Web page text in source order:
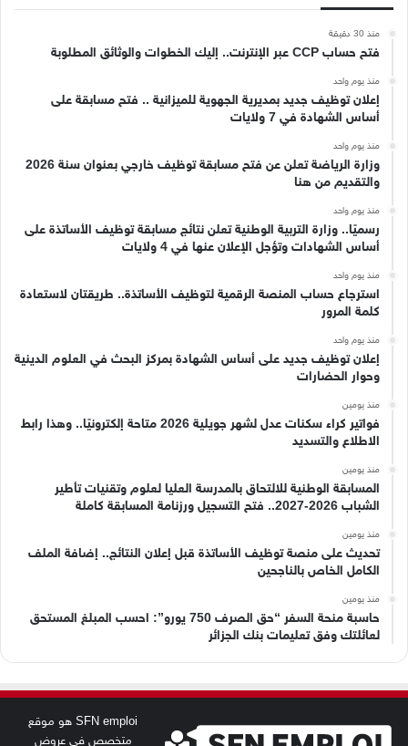
منذ 30 دقيقة
فتح حساب CCP عبر الإنترنت.. إليك الخطوات والوثائق المطلوبة
منذ يوم واحد
إعلان توظيف جديد بمديرية الجهوية للميزانية .. فتح مسابقة على
أساس الشهادة في 7 ولايات
منذ يوم واحد
وزارة الرياضة تعلن عن فتح مسابقة توظيف خارجي بعنوان سنة 2026
والتقديم من هنا
منذ يوم واحد
رسميًا.. وزارة التربية الوطنية تعلن نتائج مسابقة توظيف الأساتذة على
أساس الشهادات وتؤجل الإعلان عنها في 4 ولايات
منذ يوم واحد
استرجاع حساب المنصة الرقمية لتوظيف الأساتذة.. طريقتان لاستعادة
كلمة المرور
منذ يوم واحد
إعلان توظيف جديد على أساس الشهادة بمركز البحث في العلوم الدينية
وحوار الحضارات
منذ يومين
فواتير كراء سكنات عدل لشهر جويلية 2026 متاحة إلكترونيًا.. وهذا رابط
الاطلاع والتسديد
منذ يومين
المسابقة الوطنية للالتحاق بالمدرسة العليا لعلوم وتقنيات تأطير
الشباب 2026-2027.. فتح التسجيل ورزنامة المسابقة كاملة
منذ يومين
تحديث على منصة توظيف الأساتذة قبل إعلان النتائج.. إضافة الملف
الكامل الخاص بالناجحين
منذ يومين
حاسبة منحة السفر “حق الصرف 750 يورو”: احسب المبلغ المستحق
لعائلتك وفق تعليمات بنك الجزائر
SFN emploi هو موقع
متخصص في عروض